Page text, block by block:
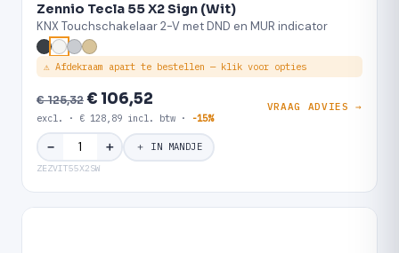
Zennio Tecla 55 X2 Sign (Wit)
KNX Touchschakelaar 2-V met DND en MUR indicator
⚠ Afdekraam apart te bestellen — klik voor opties
€ 125,32€ 106,52
excl. · € 128,89 incl. btw · -15%
VRAAG ADVIES →
− ＋ ＋ IN MANDJE
ZEZVIT55X2SW